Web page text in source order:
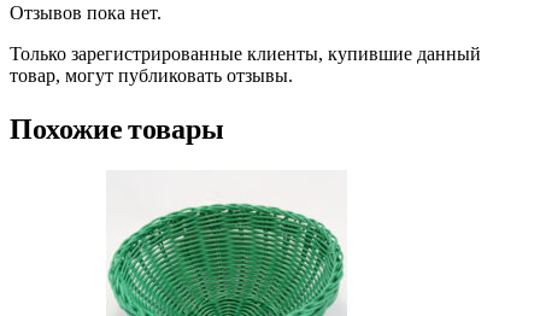
Отзывов пока нет.
Только зарегистрированные клиенты, купившие данный
товар, могут публиковать отзывы.
Похожие товары